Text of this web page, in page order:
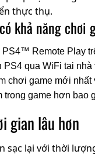
khả năng chơi
Remote Play
PS4 qua WiFi tại
chơi game mới
trong game hơn bao
gian lâu hơn